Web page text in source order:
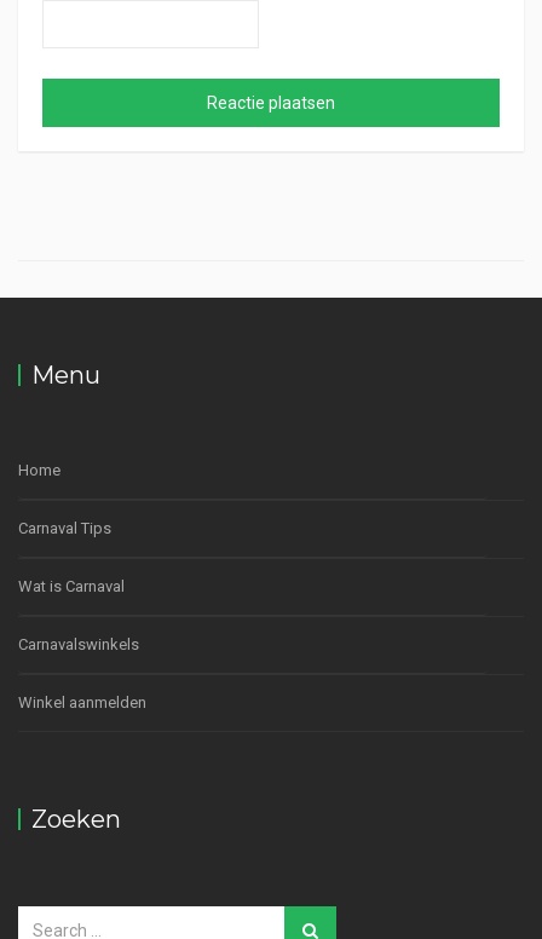
Menu
Home
Carnaval Tips
Wat is Carnaval
Carnavalswinkels
Winkel aanmelden
Zoeken